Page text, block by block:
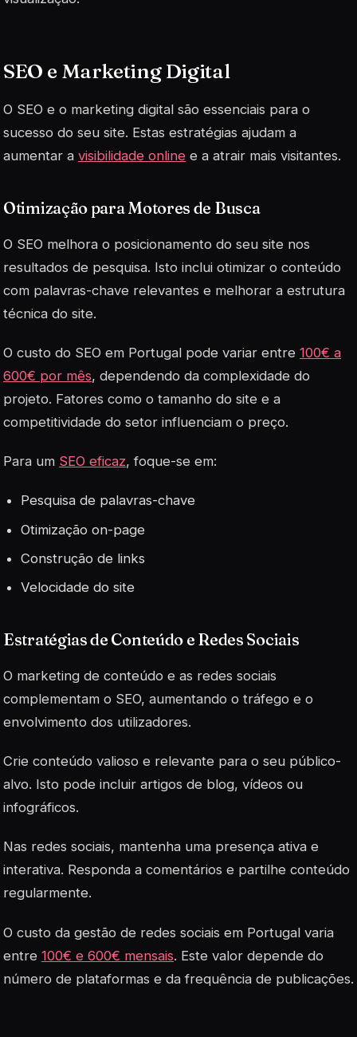
SEO e Marketing Digital
O SEO e o marketing digital são essenciais para o
sucesso do seu site. Estas estratégias ajudam a
aumentar a visibilidade online e a atrair mais visitantes.
Otimização para Motores de Busca
O SEO melhora o posicionamento do seu site nos
resultados de pesquisa. Isto inclui otimizar o conteúdo
com palavras-chave relevantes e melhorar a estrutura
técnica do site.
O custo do SEO em Portugal pode variar entre 100€ a
600€ por mês, dependendo da complexidade do
projeto. Fatores como o tamanho do site e a
competitividade do setor influenciam o preço.
Para um SEO eficaz, foque-se em:
Pesquisa de palavras-chave
Otimização on-page
Construção de links
Velocidade do site
Estratégias de Conteúdo e Redes Sociais
O marketing de conteúdo e as redes sociais
complementam o SEO, aumentando o tráfego e o
envolvimento dos utilizadores.
Crie conteúdo valioso e relevante para o seu público-
alvo. Isto pode incluir artigos de blog, vídeos ou
infográficos.
Nas redes sociais, mantenha uma presença ativa e
interativa. Responda a comentários e partilhe conteúdo
regularmente.
O custo da gestão de redes sociais em Portugal varia
entre 100€ e 600€ mensais. Este valor depende do
número de plataformas e da frequência de publicações.